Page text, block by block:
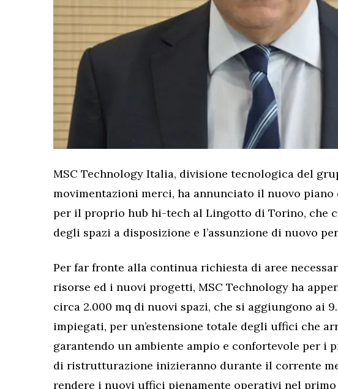
MSC Technology Italia, divisione tecnologica del
movimentazioni merci, ha annunciato il nuovo piano
per il proprio hub hi-tech al Lingotto di Torino, che
degli spazi a disposizione e l’assunzione di nuovo
Per far fronte alla continua richiesta di aree
risorse ed i nuovi progetti, MSC Technology ha
circa 2.000 mq di nuovi spazi, che si aggiungono ai
impiegati, per un’estensione totale degli uffici che
garantendo un ambiente ampio e confortevole per i
di ristrutturazione inizieranno durante il corrente
rendere i nuovi uffici pienamente operativi nel